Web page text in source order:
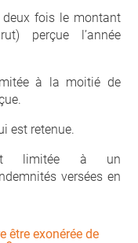
deux fois le montant
perçue l’année
à la moitié de
est retenue.
limitée à un
versées en
être exonérée de